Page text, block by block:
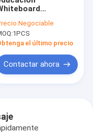
para el
de
de
Negociable
1PCS
el último precio
Contactar ahora